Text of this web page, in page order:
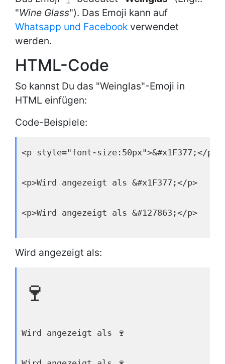
"Wine Glass"). Das Emoji kann auf
Whatsapp und Facebook verwendet
werden.
HTML-Code
So kannst Du das "Weinglas"-Emoji in
HTML einfügen:
Code-Beispiele:
<p style="font-size:50px">&#x1F377;</p>
<p>Wird angezeigt als &#x1F377;</p>
<p>Wird angezeigt als &#127863;</p>
Wird angezeigt als:
🍷
Wird angezeigt als 🍷